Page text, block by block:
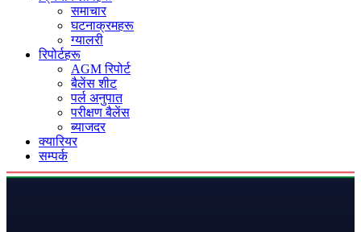
समाचार
घटनाक्रमहरू
ग्यालरी
रिपोर्टहरू
AGM रिपोर्ट
बैलेंस शीट
पर्ल अनुपात
परीक्षण बैलेंस
ब्याजदर
क्यारियर
सम्पर्क